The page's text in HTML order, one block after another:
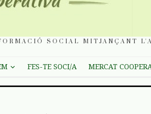
SOCIAL MITJANÇANT
FES-TE SOCI/A MERCAT